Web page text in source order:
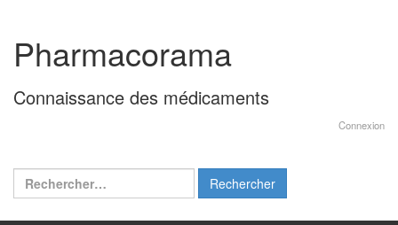
contenu
menu
principal
Pharmacorama
Connaissance des médicaments
Connexion
Rechercher :